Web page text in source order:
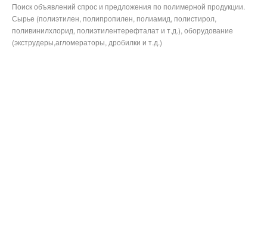
Поиск объявлений спрос и предложения по полимерной продукции.
Сырье (полиэтилен, полипропилен, полиамид, полистирол,
поливинилхлорид, полиэтилентерефталат и т.д.), оборудование
(экструдеры,агломераторы, дробилки и т.д.)